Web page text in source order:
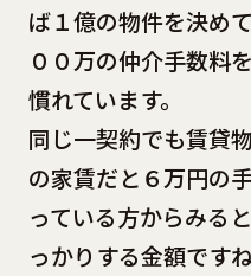
ば１億の物件を決め
００万の仲介手数料
慣れています。
同じ一契約でも賃貸
の家賃だと６万円の
っている方からみる
っかりする金額ですね